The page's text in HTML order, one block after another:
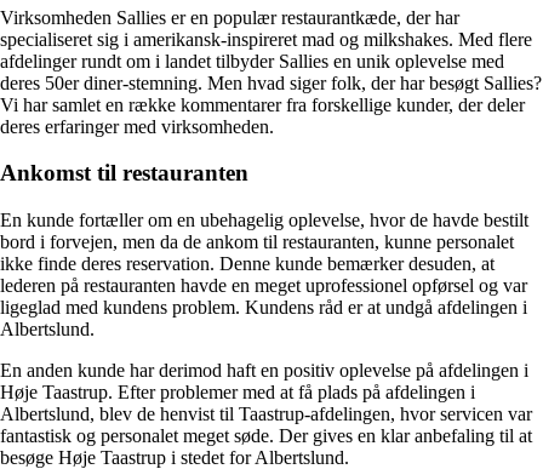
Virksomheden Sallies er en populær restaurantkæde, der har
specialiseret sig i amerikansk-inspireret mad og milkshakes. Med flere
afdelinger rundt om i landet tilbyder Sallies en unik oplevelse med
deres 50er diner-stemning. Men hvad siger folk, der har besøgt Sallies?
Vi har samlet en række kommentarer fra forskellige kunder, der deler
deres erfaringer med virksomheden.
Ankomst til restauranten
En kunde fortæller om en ubehagelig oplevelse, hvor de havde bestilt
bord i forvejen, men da de ankom til restauranten, kunne personalet
ikke finde deres reservation. Denne kunde bemærker desuden, at
lederen på restauranten havde en meget uprofessionel opførsel og var
ligeglad med kundens problem. Kundens råd er at undgå afdelingen i
Albertslund.
En anden kunde har derimod haft en positiv oplevelse på afdelingen i
Høje Taastrup. Efter problemer med at få plads på afdelingen i
Albertslund, blev de henvist til Taastrup-afdelingen, hvor servicen var
fantastisk og personalet meget søde. Der gives en klar anbefaling til at
besøge Høje Taastrup i stedet for Albertslund.